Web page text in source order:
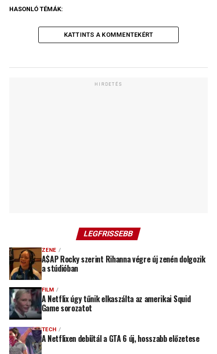
HASONLÓ TÉMÁK:
KATTINTS A KOMMENTEKÉRT
HIRDETÉS
LEGFRISSEBB
ZENE
A$AP Rocky szerint Rihanna végre új zenén dolgozik
a stúdióban
FILM
A Netflix úgy tűnik elkaszálta az amerikai Squid
Game sorozatot
TECH
A Netflixen debütál a GTA 6 új, hosszabb előzetese